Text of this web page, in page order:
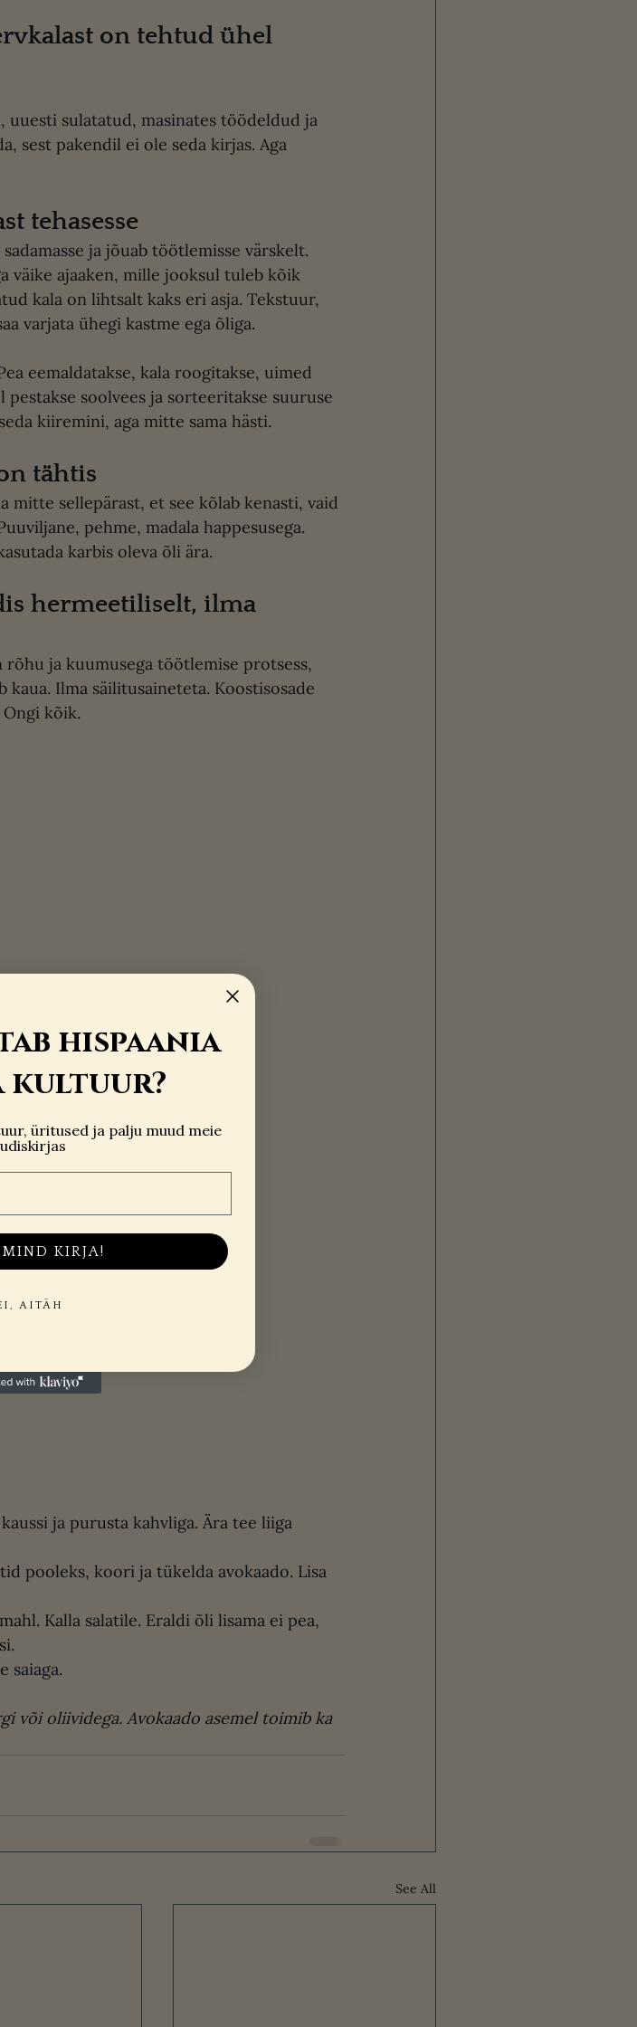
on tehtud ühel
sulatatud, masinates töödeldud ja
sest pakendil ei ole seda kirjas. Aga
tehasesse
ja jõuab töötlemisse värskelt.
väike ajaaken, mille jooksul tuleb kõik
kala on lihtsalt kaks eri asja. Tekstuur,
varjata ühegi kastme ega õliga.
soolvees ja sorteeritakse suuruse
kiiremini, aga mitte sama hästi.
tähtis
mitte sellepärast, et see kõlab kenasti, vaid
pehme, madala happesusega.
karbis oleva õli ära.
Ilma säilitusaineteta. Koostisosade
kõik.
ja purusta kahvliga. Ära tee liiga
pooleks, koori ja tükelda avokaado. Lisa
Kalla salatile. Eraldi õli lisama ei pea,
saiaga.
või oliividega. Avokaado asemel toimib ka
See All
hispaania
üritused ja palju muud meie
MIND KIRJA!
AITÄH